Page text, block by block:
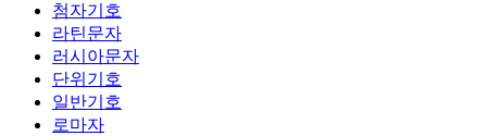
첨자기호
라틴문자
러시아문자
단위기호
일반기호
로마자